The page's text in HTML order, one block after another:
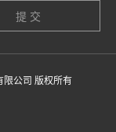
限公司 版权所有